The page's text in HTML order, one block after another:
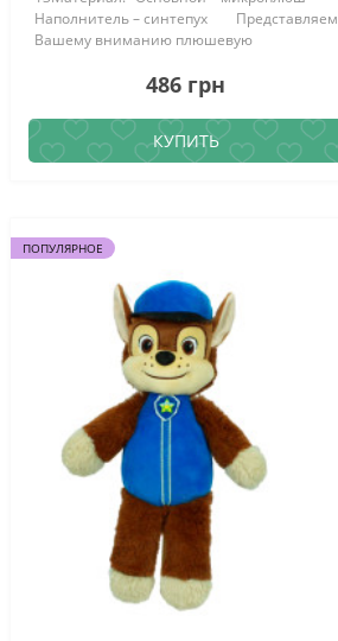
Наполнитель – синтепух Представляем
Вашему вниманию плюшевую
486 грн
КУПИТЬ
ПОПУЛЯРНОЕ